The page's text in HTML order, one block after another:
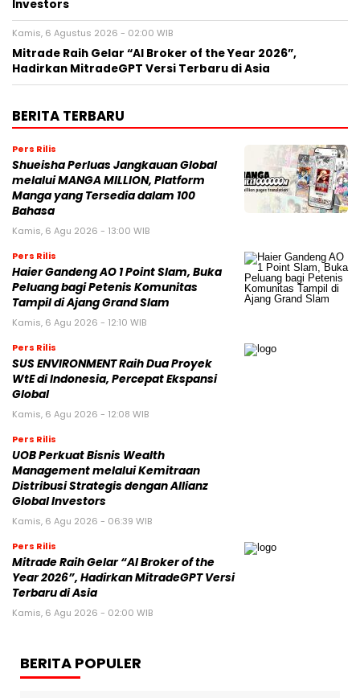
Investors
Kamis, 6 Agustus 2026 - 02:00 WIB
Mitrade Raih Gelar “AI Broker of the Year 2026”,
Hadirkan MitradeGPT Versi Terbaru di Asia
BERITA TERBARU
Pers Rilis
Shueisha Perluas Jangkauan Global
melalui MANGA MILLION, Platform
Manga yang Tersedia dalam 100
Bahasa
Kamis, 6 Agu 2026 - 13:00 WIB
Pers Rilis
Haier Gandeng AO 1 Point Slam, Buka
Peluang bagi Petenis Komunitas
Tampil di Ajang Grand Slam
Kamis, 6 Agu 2026 - 12:10 WIB
Pers Rilis
SUS ENVIRONMENT Raih Dua Proyek
WtE di Indonesia, Percepat Ekspansi
Global
Kamis, 6 Agu 2026 - 12:08 WIB
Pers Rilis
UOB Perkuat Bisnis Wealth
Management melalui Kemitraan
Distribusi Strategis dengan Allianz
Global Investors
Kamis, 6 Agu 2026 - 06:39 WIB
Pers Rilis
Mitrade Raih Gelar “AI Broker of the
Year 2026”, Hadirkan MitradeGPT Versi
Terbaru di Asia
Kamis, 6 Agu 2026 - 02:00 WIB
BERITA POPULER